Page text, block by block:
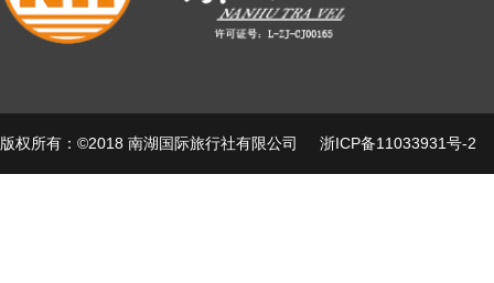
版权所有：©2018 南湖国际旅行社有限公司 浙ICP备11033931号-2